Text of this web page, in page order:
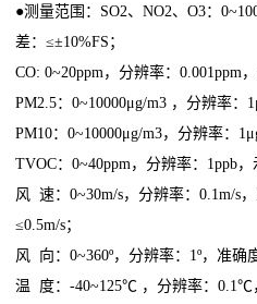
●测量范围：SO2、NO2、O3：
差：≤±10%FS；
CO: 0~20ppm，分辨率：0.001ppm
PM2.5：0~10000μg/m3 ，分辨率：
PM10：0~10000μg/m3，分辨率：
TVOC：0~40ppm，分辨率：1ppb，
风 速：0~30m/s，分辨率：0.1m/s
≤0.5m/s；
风 向：0~360º，分辨率：1º，准确度
温 度：-40~125℃ ，分辨率：0.1℃